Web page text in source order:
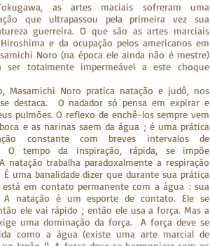
as artes maciais sofreram uma
que ultrapassou pela primeira vez sua
guerreira. O que são as artes marciais
e da ocupação pelos americanos em
Noro (na época ele ainda não é mestre)
ser totalmente impermeável a este choque
Masamichi Noro pratica natação e judô, nos
destaca. O nadador só pensa em expirar e
pulmões. O reflexo de enchê-los sempre vem
e as narinas saem da água ; é uma prática
constante com breves intervalos de
O tempo da inspiração, rápida, se impõe
natação trabalha paradoxalmente a respiração
uma banalidade dizer que durante sua prática
em contato permanente com a água : sua
natação é um esporte de contato. Ele se
ele vai rápido ; então ele usa a força. Mas a
uma dominação da força. A força deve se
como a água (existe uma arte marcial de